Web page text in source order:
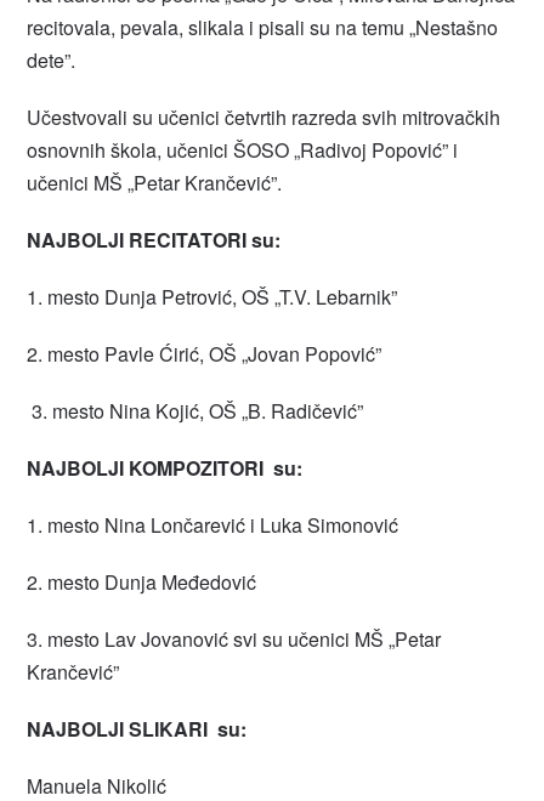
recitovala, pevala, slikala i pisali su na temu „Nestašno
dete”.
Učestvovali su učenici četvrtih razreda svih mitrovačkih
osnovnih škola, učenici ŠOSO „Radivoj Popović” i
učenici MŠ „Petar Krančević”.
NAJBOLJI RECITATORI su:
1. mesto Dunja Petrović, OŠ „T.V. Lebarnik”
2. mesto Pavle Ćirić, OŠ „Jovan Popović”
3. mesto Nina Kojić, OŠ „B. Radičević”
NAJBOLJI KOMPOZITORI su:
1. mesto Nina Lončarević i Luka Simonović
2. mesto Dunja Međedović
3. mesto Lav Jovanović svi su učenici MŠ „Petar
Krančević”
NAJBOLJI SLIKARI su:
Manuela Nikolić